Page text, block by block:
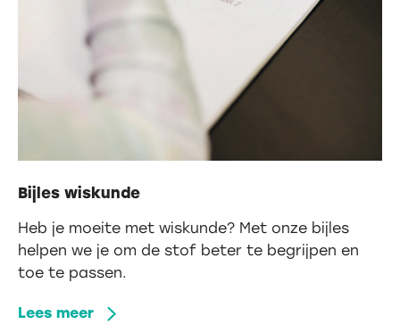
Bijles wiskunde
Heb je moeite met wiskunde? Met onze bijles
helpen we je om de stof beter te begrijpen en
toe te passen.
Lees meer